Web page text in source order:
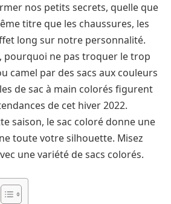
nos petits secrets, quelle que
titre que les chaussures, les
long sur notre personnalité.
pourquoi ne pas troquer le trop
camel par des sacs aux couleurs
de sac à main colorés figurent
de cet hiver 2022.
saison, le sac coloré donne une
toute votre silhouette. Misez
une variété de sacs colorés.